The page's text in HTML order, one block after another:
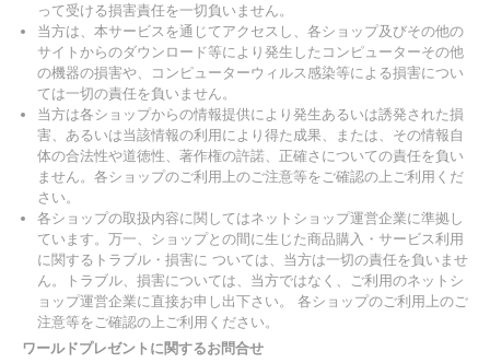
って受ける損害責任を一切負いません。
当方は、本サービスを通じてアクセスし、各ショップ及びその他の
サイトからのダウンロード等により発生したコンピューターその他
の機器の損害や、コンピューターウィルス感染等による損害につい
ては一切の責任を負いません。
当方は各ショップからの情報提供により発生あるいは誘発された損
害、あるいは当該情報の利用により得た成果、または、その情報自
体の合法性や道徳性、著作権の許諾、正確さについての責任を負い
ません。各ショップのご利用上のご注意等をご確認の上ご利用くだ
さい。
各ショップの取扱内容に関してはネットショップ運営企業に準拠し
ています。万一、ショップとの間に生じた商品購入・サービス利用
に関するトラブル・損害に ついては、当方は一切の責任を負いませ
ん。トラブル、損害については、当方ではなく、ご利用のネットシ
ョップ運営企業に直接お申し出下さい。 各ショップのご利用上のご
注意等をご確認の上ご利用ください。
ワールドプレゼントに関するお問合せ